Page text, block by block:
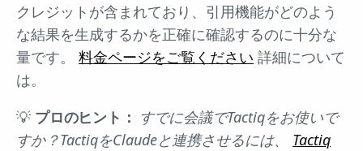
クレジットが含まれており、引用機能がどのよう
な結果を生成するかを正確に確認するのに十分な
量です。 料金ページをご覧ください 詳細について
は。
💡 プロのヒント： すでに会議でTactiqをお使いで
すか？TactiqをClaudeと連携させるには、 Tactiq